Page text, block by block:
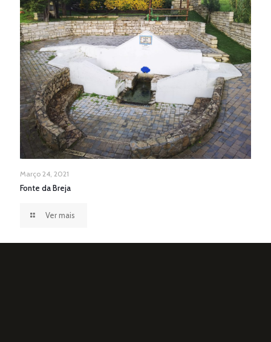
Março 24, 2021
Fonte da Breja
Ver mais